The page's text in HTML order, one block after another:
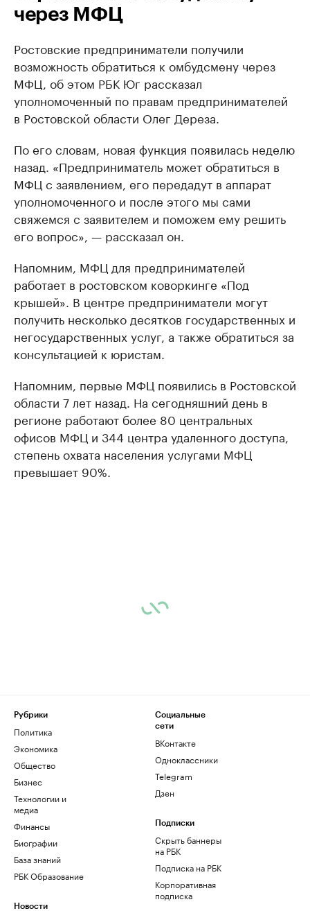
через МФЦ
Ростовские предприниматели получили
возможность обратиться к омбудсмену через
МФЦ, об этом РБК Юг рассказал
уполномоченный по правам предпринимателей
в Ростовской области Олег Дереза.
По его словам, новая функция появилась неделю
назад. «Предприниматель может обратиться в
МФЦ с заявлением, его передадут в аппарат
уполномоченного и после этого мы сами
свяжемся с заявителем и поможем ему решить
его вопрос», — рассказал он.
Напомним, МФЦ для предпринимателей
работает в ростовском коворкинге «Под
крышей». В центре предприниматели могут
получить несколько десятков государственных и
негосударственных услуг, а также обратиться за
консультацией к юристам.
Напомним, первые МФЦ появились в Ростовской
области 7 лет назад. На сегодняшний день в
регионе работают более 80 центральных
офисов МФЦ и 344 центра удаленного доступа,
степень охвата населения услугами МФЦ
превышает 90%.
Рубрики
Политика
Экономика
Общество
Бизнес
Технологии и
медиа
Финансы
Биографии
База знаний
РБК Образование
Новости
Социальные
сети
ВКонтакте
Одноклассники
Telegram
Дзен
Подписки
Скрыть баннеры
на РБК
Подписка на РБК
Корпоративная
подписка